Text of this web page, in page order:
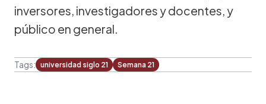
inversores, investigadores y docentes, y
público en general.
Tags: universidad siglo 21 Semana 21